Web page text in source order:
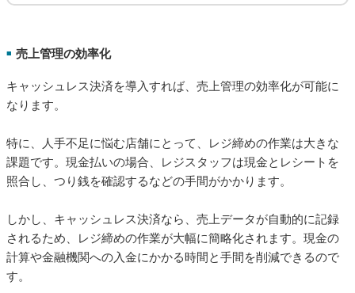
キャッシュレス決済を導入すれば、売上管理の効率化が可能に
課題です。現金払いの場合、レジスタッフは現金とレシートを
照合し、つり銭を確認するなどの手間がかかります。
しかし、キャッシュレス決済なら、売上データが自動的に記録
されるため、レジ締めの作業が大幅に簡略化されます。現金の
計算や金融機関への入金にかかる時間と手間を削減できるので
また売上データを元に、日々の売上報告や月次の決算作業も効
率化できる点も、メリットのひとつです。